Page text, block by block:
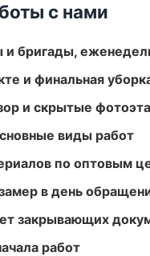
с нами
бригады,
и финальная
и скрытые
виды работ
по оптовым
в день
закрывающих
работ